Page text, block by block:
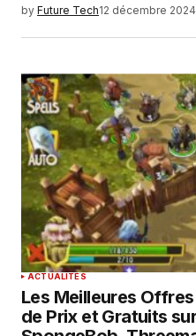
by Future Tech12 décembre 2024
ACTUALITÉS
Les Meilleures
de Prix et Gratuits